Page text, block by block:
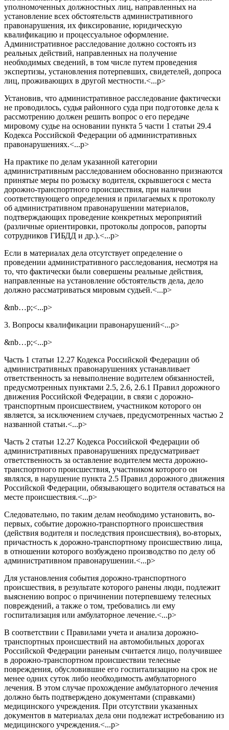
уполномоченных должностных лиц, направленных на
установление всех обстоятельств административного
правонарушения, их фиксирование, юридическую
квалификацию и процессуальное оформление.
Административное расследование должно состоять из
реальных действий, направленных на получение
необходимых сведений, в том числе путем проведения
экспертизы, установления потерпевших, свидетелей, допроса
лиц, проживающих в другой местности.<...p>
Установив, что административное расследование фактически
не проводилось, судья районного суда при подготовке дела к
рассмотрению должен решить вопрос о его передаче
мировому судье на основании пункта 5 части 1 статьи 29.4
Кодекса Российской Федерации об административных
правонарушениях.<...p>
На практике по делам указанной категории
административным расследованием обоснованно признаются
принятые меры по розыску водителя, скрывшегося с места
дорожно-транспортного происшествия, при наличии
соответствующего определения и прилагаемых к протоколу
об административном правонарушении материалов,
подтверждающих проведение конкретных мероприятий
(различные ориентировки, протоколы допросов, рапорты
сотрудников ГИБДД и др.).<...p>
Если в материалах дела отсутствует определение о
проведении административного расследования, несмотря на
то, что фактически были совершены реальные действия,
направленные на установление обстоятельств дела, дело
должно рассматриваться мировым судьей.<...p>
&nb…p;<...p>
3. Вопросы квалификации правонарушений<...p>
&nb…p;<...p>
Часть 1 статьи 12.27 Кодекса Российской Федерации об
административных правонарушениях устанавливает
ответственность за невыполнение водителем обязанностей,
предусмотренных пунктами 2.5, 2.6, 2.6.1 Правил дорожного
движения Российской Федерации, в связи с дорожно-
транспортным происшествием, участником которого он
является, за исключением случаев, предусмотренных частью 2
названной статьи.<...p>
Часть 2 статьи 12.27 Кодекса Российской Федерации об
административных правонарушениях предусматривает
ответственность за оставление водителем места дорожно-
транспортного происшествия, участником которого он
являлся, в нарушение пункта 2.5 Правил дорожного движения
Российской Федерации, обязывающего водителя оставаться на
месте происшествия.<...p>
Следовательно, по таким делам необходимо установить, во-
первых, событие дорожно-транспортного происшествия
(действия водителя и последствия происшествия), во-вторых,
причастность к дорожно-транспортному происшествию лица,
в отношении которого возбуждено производство по делу об
административном правонарушении.<...p>
Для установления события дорожно-транспортного
происшествия, в результате которого ранены люди, подлежит
выяснению вопрос о причинении потерпевшему телесных
повреждений, а также о том, требовались ли ему
госпитализация или амбулаторное лечение.<...p>
В соответствии с Правилами учета и анализа дорожно-
транспортных происшествий на автомобильных дорогах
Российской Федерации раненым считается лицо, получившее
в дорожно-транспортном происшествии телесные
повреждения, обусловившие его госпитализацию на срок не
менее одних суток либо необходимость амбулаторного
лечения. В этом случае прохождение амбулаторного лечения
должно быть подтверждено документами (справками)
медицинского учреждения. При отсутствии указанных
документов в материалах дела они подлежат истребованию из
медицинского учреждения.<...p>